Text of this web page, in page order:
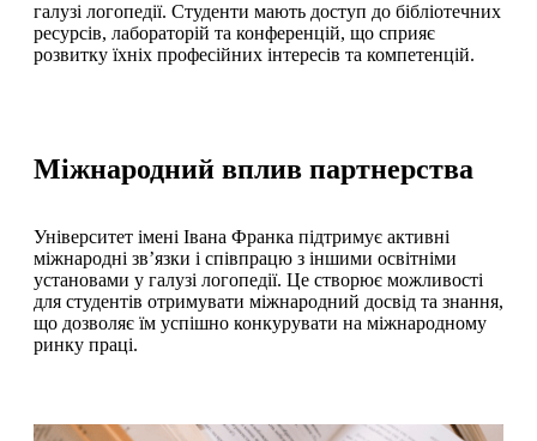
галузі логопедії. Студенти мають доступ до бібліотечних
ресурсів, лабораторій та конференцій, що сприяє
розвитку їхніх професійних інтересів та компетенцій.
Міжнародний вплив партнерства
Університет імені Івана Франка підтримує активні
міжнародні зв’язки і співпрацю з іншими освітніми
установами у галузі логопедії. Це створює можливості
для студентів отримувати міжнародний досвід та знання,
що дозволяє їм успішно конкурувати на міжнародному
ринку праці.